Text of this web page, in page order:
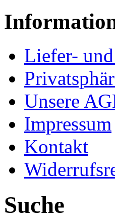
Liefer-
Unsere
Impressum
Kontakt
Suche